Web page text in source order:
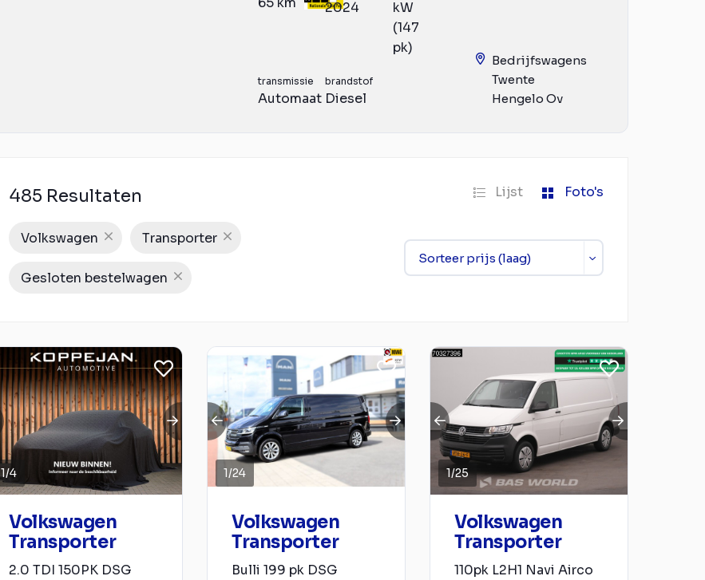
2024
kW
(147
pk)
transmissie
Automaat
brandstof
Diesel
Bedrijfswagens
Twente
Hengelo Ov
485 Resultaten Lijst Foto's
Volkswagen Transporter
Gesloten bestelwagen
1/4
Volkswagen
Transporter
2.0 TDI 150PK DSG
1/24
Volkswagen
Transporter
Bulli 199 pk DSG
1/25
Volkswagen
Transporter
110pk L2H1 Navi Airco